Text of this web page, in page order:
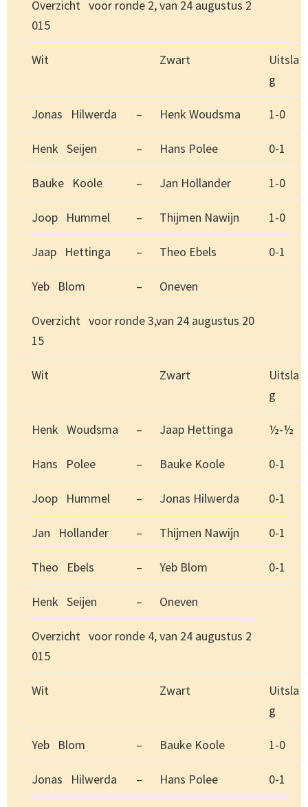
Overzicht voor ronde 2, van 24 augustus 2
015
Wit Zwart
Uitsla
g
Jonas Hilwerda – Henk Woudsma 1-0
Henk Seijen – Hans Polee 0-1
Bauke Koole – Jan Hollander 1-0
Joop Hummel – Thijmen Nawijn 1-0
Jaap Hettinga – Theo Ebels 0-1
Yeb Blom – Oneven
Overzicht voor ronde 3,van 24 augustus 20
15
Wit Zwart
Uitsla
g
Henk Woudsma – Jaap Hettinga ½-½
Hans Polee – Bauke Koole 0-1
Joop Hummel – Jonas Hilwerda 0-1
Jan Hollander – Thijmen Nawijn 0-1
Theo Ebels – Yeb Blom 0-1
Henk Seijen – Oneven
Overzicht voor ronde 4, van 24 augustus 2
015
Wit Zwart
Uitsla
g
Yeb Blom – Bauke Koole 1-0
Jonas Hilwerda – Hans Polee 0-1